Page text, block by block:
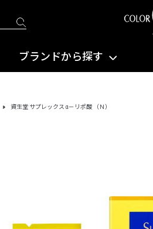
ブランドから探す
資生堂 サプレックス α－リポ酸 （Ｎ）